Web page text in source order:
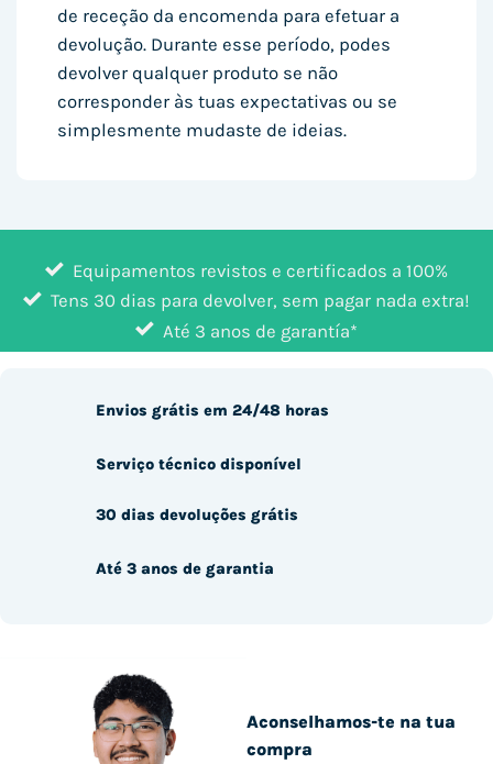
de receção da encomenda para efetuar a
devolução. Durante esse período, podes
devolver qualquer produto se não
corresponder às tuas expectativas ou se
simplesmente mudaste de ideias.
Equipamentos revistos e certificados a 100%
Tens 30 dias para devolver, sem pagar nada extra!
Até 3 anos de garantía*
Aconselhamos-te na tua
compra
Envios grátis em 24/48 horas
Serviço técnico disponível
30 dias devoluções grátis
Até 3 anos de garantia